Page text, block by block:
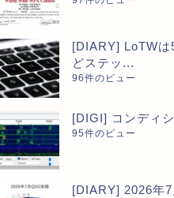
[DIARY] LoTWは
どステッ...
96件のビュー
[DIGI] コンディ
95件のビュー
[DIARY] 2026年